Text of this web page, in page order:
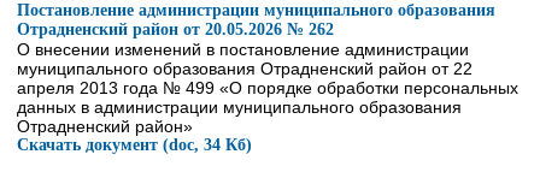
Постановление администрации муниципального образования
Отрадненский район от 20.05.2026 № 262
О внесении изменений в постановление администрации
муниципального образования Отрадненский район от 22
апреля 2013 года № 499 «О порядке обработки персональных
данных в администрации муниципального образования
Отрадненский район»
Скачать документ (doc, 34 Кб)